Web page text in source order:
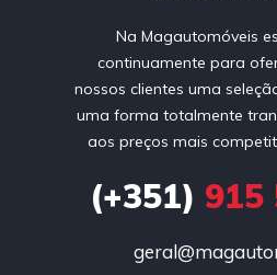
Na Magautomóveis
continuamente para
nossos clientes uma
uma forma totalmente
aos preços mais
(+351) 915